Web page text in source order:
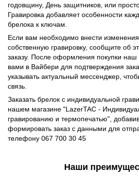
годовщину, День защитников, или
Гравировка добавляет особенности
брелока к ключам.
Если вам необходимо внести изменения
собственную гравировку, сообщите об
заказу. После оформления покупки
вами в Вайбери для подтверждения
указывать актуальный мессенджер,
связь.
Заказать брелок с индивидуальной
нашем магазине "LazerTAC -
гравированию и термопечатью",
формировать заказ с данными для
телефону 067 700 30 45
Наши